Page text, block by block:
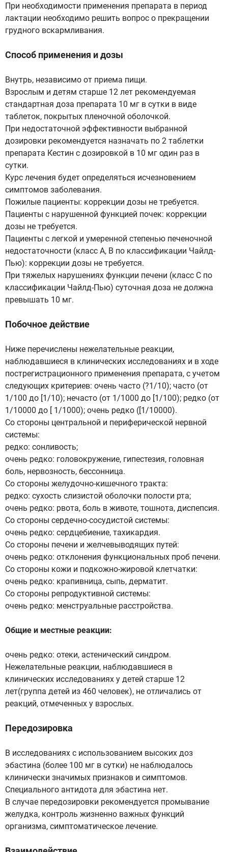
При необходимости применения препарата в период
лактации необходимо решить вопрос о прекращении
грудного вскармливания.
Способ применения и дозы
Внутрь, независимо от приема пищи.
Взрослым и детям старше 12 лет рекомендуемая
стандартная доза препарата 10 мг в сутки в виде
таблеток, покрытых пленочной оболочкой.
При недостаточной эффективности выбранной
дозировки рекомендуется назначать по 2 таблетки
препарата Кестин с дозировкой в 10 мг один раз в
сутки.
Курс лечения будет определяться исчезновением
симптомов заболевания.
Пожилые пациенты: коррекции дозы не требуется.
Пациенты с нарушенной функцией почек: коррекции
дозы не требуется.
Пациенты с легкой и умеренной степенью печеночной
недостаточности (класс А, В по классификации Чайлд-
Пью): коррекции дозы не требуется.
При тяжелых нарушениях функции печени (класс С по
классификации Чайлд-Пью) суточная доза не должна
превышать 10 мг.
Побочное действие
Ниже перечислены нежелательные реакции,
наблюдавшиеся в клинических исследованиях и в ходе
пострегистрационного применения препарата, с учетом
следующих критериев: очень часто (?1/10); часто (от
1/100 до [1/10); нечасто (от 1/1000 до [1/100); редко (от
1/10000 до [ 1/1000); очень редко ([1/10000).
Со стороны центральной и периферической нервной
системы:
редко: сонливость;
очень редко: головокружение, гипестезия, головная
боль, нервозность, бессонница.
Со стороны желудочно-кишечного тракта:
редко: сухость слизистой оболочки полости рта;
очень редко: рвота, боль в животе, тошнота, диспепсия.
Со стороны сердечно-сосудистой системы:
очень редко: сердцебиение, тахикардия.
Со стороны печени и желчевыводящих путей:
очень редко: отклонения функциональных проб печени.
Со стороны кожи и подкожно-жировой клетчатки:
очень редко: крапивница, сыпь, дерматит.
Со стороны репродуктивной системы:
очень редко: менструальные расстройства.
Общие и местные реакции:
очень редко: отеки, астенический синдром.
Нежелательные реакции, наблюдавшиеся в
клинических исследованиях у детей старше 12
лет(группа детей из 460 человек), не отличались от
реакций, отмеченных у взрослых.
Передозировка
В исследованиях с использованием высоких доз
эбастина (более 100 мг в сутки) не наблюдалось
клинически значимых признаков и симптомов.
Специального антидота для эбастина нет.
В случае передозировки рекомендуется промывание
желудка, контроль жизненно важных функций
организма, симптоматическое лечение.